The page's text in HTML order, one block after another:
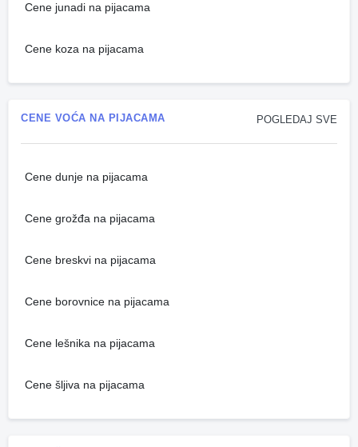
Cene junadi na pijacama
Cene koza na pijacama
POGLEDAJ SVE
CENE VOĆA NA PIJACAMA
Cene dunje na pijacama
Cene grožđa na pijacama
Cene breskvi na pijacama
Cene borovnice na pijacama
Cene lešnika na pijacama
Cene šljiva na pijacama